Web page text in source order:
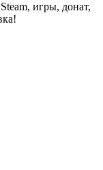
игры, донат,